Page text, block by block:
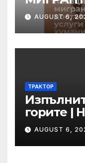
AUGUST 6,
ТРАКТОР
горите |
AUGUST 6,